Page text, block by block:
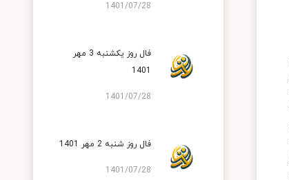
1401/07/28
فال روز یکشنبه 3 مهر
1401
1401/07/28
فال روز شنبه 2 مهر 1401
1401/07/28